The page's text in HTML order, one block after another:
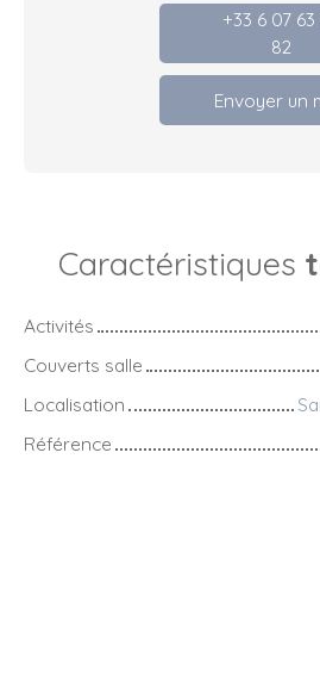
+33 6 07 63
82
Envoyer un
Caractéristiques
Activités
Couverts salle
Localisation
Référence